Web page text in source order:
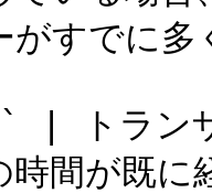
がすでに
| トラン
が既に